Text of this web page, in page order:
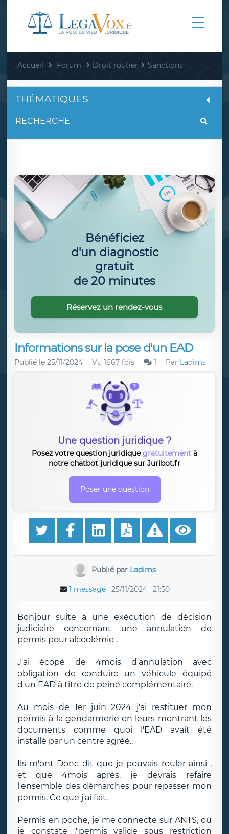
Accueil Forum Droit routier Sanctions
Informations sur la pose d'un EAD
Publié le 25/11/2024 Vu 1667 fois 1 Par Ladims
Une question juridique ?
Posez votre question juridiquegratuitement à
notre chatbot juridique sur Juribot.fr
Poser une question
Publié par Ladims
1 message 25/11/2024 21:50
Bonjour suite à une exécution de décision
judiciaire concernant une annulation de
permis pour alcoolémie .
J'ai écopé de 4mois d'annulation avec
obligation de conduire un véhicule équipé
d'un EAD à titre de peine complémentaire.
Au mois de 1er juin 2024 j'ai restituer mon
permis à la gendarmerie en leurs montrant les
documents comme quoi l'EAD avait été
installé par un centre agréé..
Ils m'ont Donc dit que je pouvais rouler ainsi ,
et que 4mois après, je devrais refaire
l'ensemble des démarches pour repasser mon
permis. Ce que j'ai fait.
Permis en poche, je me connecte sur ANTS, où
je constate :"permis valide sous restriction
THÉMATIQUES
Bénéficiez
d'un diagnostic
gratuit
de 20 minutes
Réservez un rendez-vous